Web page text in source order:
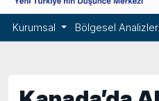
Kurumsal Bölgesel Analizler